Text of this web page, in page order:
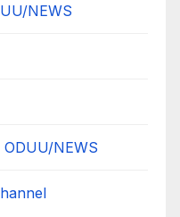
NEWS
ODUU/NEWS